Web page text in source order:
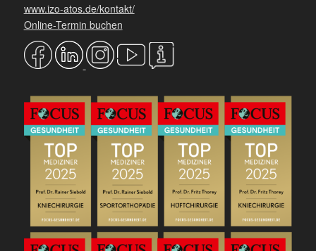
www.izo-atos.de/kontakt/
Online-Termin buchen